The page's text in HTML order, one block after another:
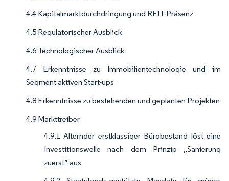
4.4 Kapitalmarktdurchdringung und REIT-Präsenz
4.5 Regulatorischer Ausblick
4.6 Technologischer Ausblick
4.7 Erkenntnisse zu Immobilientechnologie und im
Segment aktiven Start-ups
4.8 Erkenntnisse zu bestehenden und geplanten Projekten
4.9 Markttreiber
4.9.1 Alternder erstklassiger Bürobestand löst eine
Investitionswelle nach dem Prinzip „Sanierung
zuerst” aus